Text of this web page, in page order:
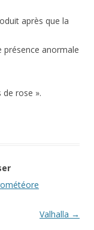
après que la
présence anormale
rose ».
Valhalla →